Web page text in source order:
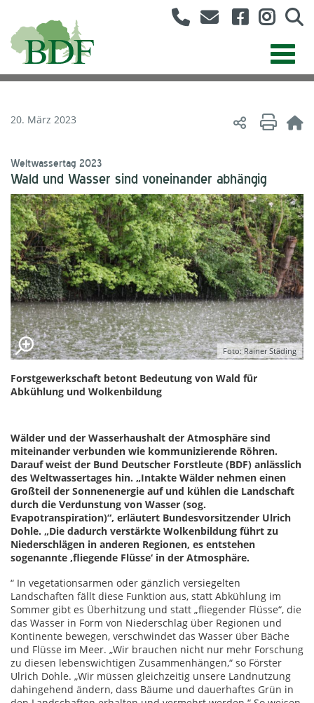
20. März 2023
Weltwassertag 2023
Wald und Wasser sind voneinander abhängig
Foto: Rainer Städing
Forstgewerkschaft betont Bedeutung von Wald für
Abkühlung und Wolkenbildung
Wälder und der Wasserhaushalt der Atmosphäre sind
miteinander verbunden wie kommunizierende Röhren.
Darauf weist der Bund Deutscher Forstleute (BDF) anlässlich
des Weltwassertages hin. „Intakte Wälder nehmen einen
Großteil der Sonnenenergie auf und kühlen die Landschaft
durch die Verdunstung von Wasser (sog.
Evapotranspiration)“, erläutert Bundesvorsitzender Ulrich
Dohle. „Die dadurch verstärkte Wolkenbildung führt zu
Niederschlägen in anderen Regionen, es entstehen
sogenannte ‚fliegende Flüsse‘ in der Atmosphäre.
“ In vegetationsarmen oder gänzlich versiegelten
Landschaften fällt diese Funktion aus, statt Abkühlung im
Sommer gibt es Überhitzung und statt „fliegender Flüsse“, die
das Wasser in Form von Niederschlag über Regionen und
Kontinente bewegen, verschwindet das Wasser über Bäche
und Flüsse im Meer. „Wir brauchen nicht nur mehr Forschung
zu diesen lebenswichtigen Zusammenhängen,“ so Förster
Ulrich Dohle. „Wir müssen gleichzeitig unsere Landnutzung
dahingehend ändern, dass Bäume und dauerhaftes Grün in